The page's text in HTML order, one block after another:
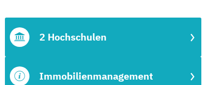
Immobilienmanagement
2 Hochschulen